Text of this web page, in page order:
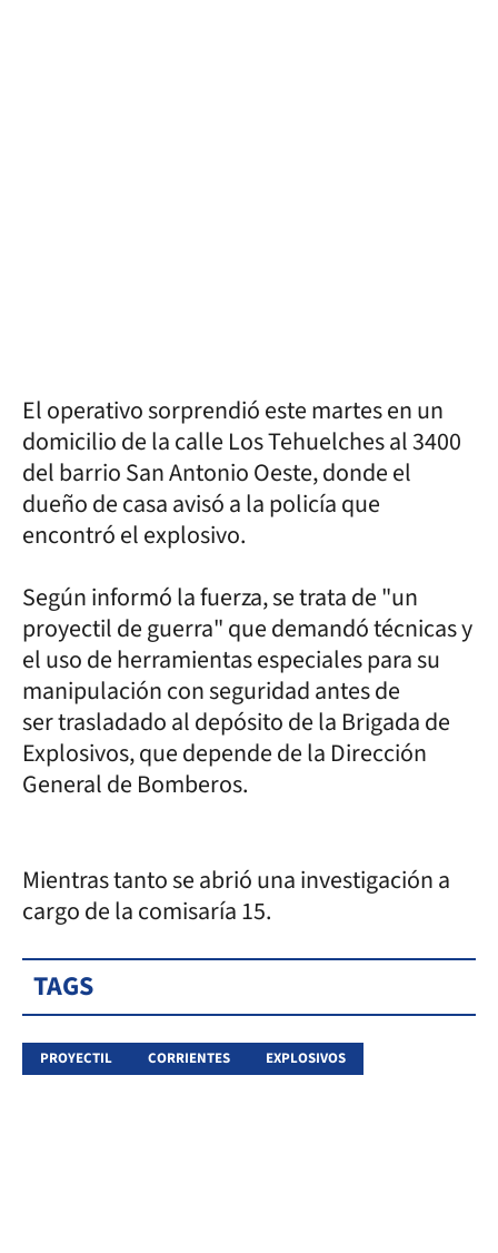
El operativo sorprendió este martes en un
domicilio de la calle Los Tehuelches al 3400
del barrio San Antonio Oeste, donde el
dueño de casa avisó a la policía que
encontró el explosivo.
Según informó la fuerza, se trata de "un
proyectil de guerra" que demandó técnicas y
el uso de herramientas especiales para su
manipulación con seguridad antes de
ser trasladado al depósito de la Brigada de
Explosivos, que depende de la Dirección
General de Bomberos.
Mientras tanto se abrió una investigación a
cargo de la comisaría 15.
TAGS
PROYECTIL CORRIENTES EXPLOSIVOS